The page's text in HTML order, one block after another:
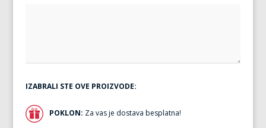
IZABRALI STE OVE PROIZVODE:
POKLON: Za vas je dostava besplatna!